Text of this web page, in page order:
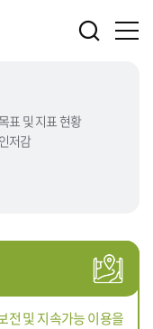
표 및 지표 현황
저감
전 및 지속가능 이용을